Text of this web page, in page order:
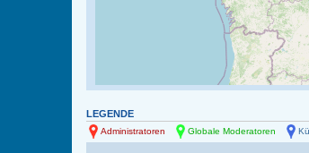
LEGENDE
Administratoren Globale Moderatoren